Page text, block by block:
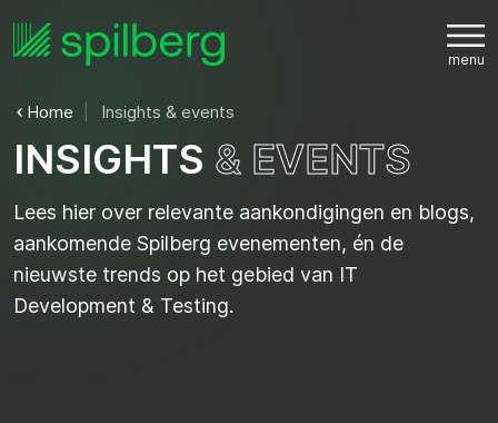
Home Insights & events
INSIGHTS & EVENTS
Lees hier over relevante aankondigingen en blogs,
aankomende Spilberg evenementen, én de
nieuwste trends op het gebied van IT
Development & Testing.